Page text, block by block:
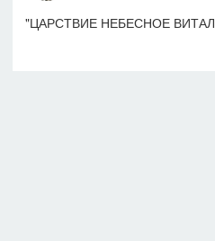
"ЦАРСТВИЕ НЕБЕСНОЕ